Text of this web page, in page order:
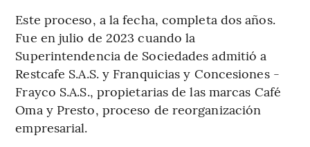
Este proceso, a la fecha, completa dos años.
Fue en julio de 2023 cuando la
Superintendencia de Sociedades admitió a
Restcafe S.A.S. y Franquicias y Concesiones -
Frayco S.A.S., propietarias de las marcas Café
Oma y Presto, proceso de reorganización
empresarial.